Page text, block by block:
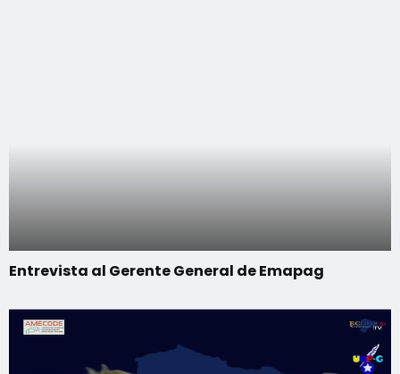
Entrevista al Gerente General de Emapag